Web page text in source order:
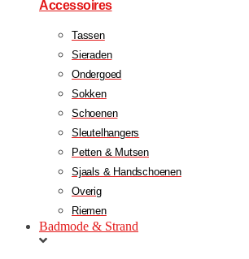
Accessoires
Tassen
Sieraden
Ondergoed
Sokken
Schoenen
Sleutelhangers
Petten & Mutsen
Sjaals & Handschoenen
Overig
Riemen
Badmode & Strand